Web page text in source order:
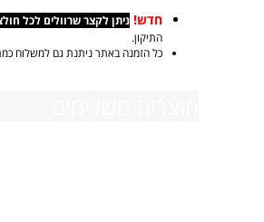
חדש! ניתן לקצר שרוולים לכל
התיקון.
כל הזמנה באתר ניתנת גם למשלוח